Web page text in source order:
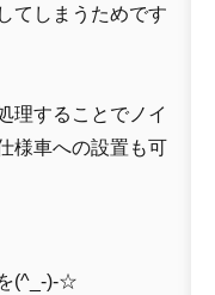
てしまうためです
理することでノイ
様車への設置も可
(^_-)-☆